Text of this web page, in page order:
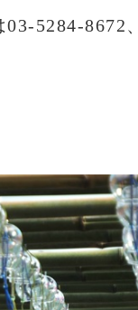
5284-8672